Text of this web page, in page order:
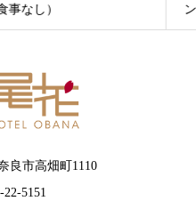
ン（朝食付）
良市高畑町1110
5151